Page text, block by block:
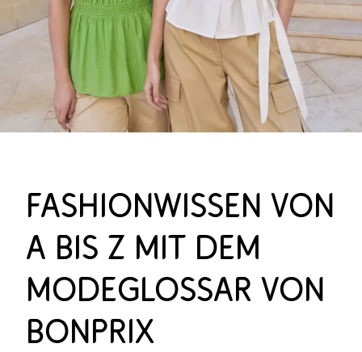
Fashionwissen von
A bis Z mit dem
Modeglossar von
bonprix